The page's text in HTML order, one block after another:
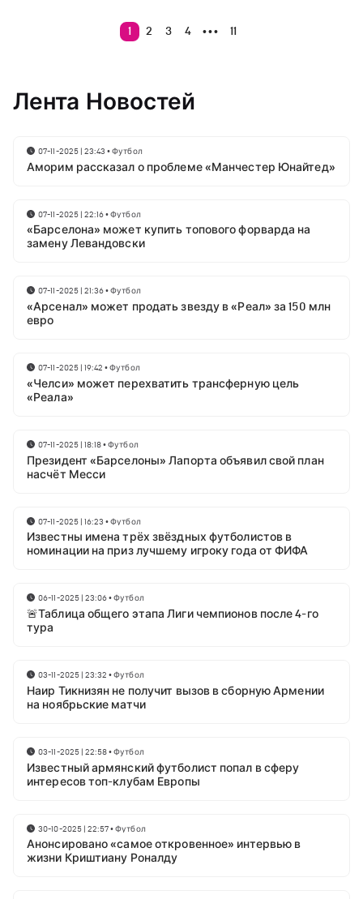
1 2 3 4 ••• 11
Лента Новостей
07-11-2025 | 23:43 •Футбол
Аморим рассказал о проблеме «Манчестер Юнайтед»
07-11-2025 | 22:16•Футбол
«Барселона» может купить топового форварда на
замену Левандовски
07-11-2025 | 21:36•Футбол
«Арсенал» может продать звезду в «Реал» за 150 млн
евро
07-11-2025 | 19:42 •Футбол
«Челси» может перехватить трансферную цель
«Реала»
07-11-2025 | 18:18•Футбол
Президент «Барселоны» Лапорта объявил свой план
насчёт Месси
07-11-2025 | 16:23 •Футбол
Известны имена трёх звёздных футболистов в
номинации на приз лучшему игроку года от ФИФА
06-11-2025 | 23:06•Футбол
🚨Таблица общего этапа Лиги чемпионов после 4-го
тура
03-11-2025 | 23:32 •Футбол
Наир Тикнизян не получит вызов в сборную Армении
на ноябрьские матчи
03-11-2025 | 22:58•Футбол
Известный армянский футболист попал в сферу
интересов топ-клубам Европы
30-10-2025 | 22:57•Футбол
Анонсировано «самое откровенное» интервью в
жизни Криштиану Роналду